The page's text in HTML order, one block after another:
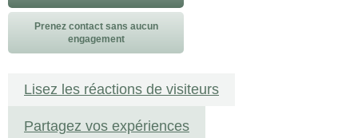
Prenez contact sans aucun
engagement
Lisez les réactions de visiteurs
Partagez vos expériences